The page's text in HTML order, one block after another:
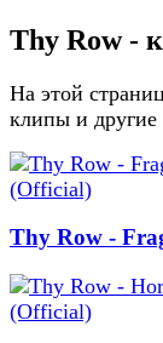
Thy Row -
На этой
клипы и
Thy Row -